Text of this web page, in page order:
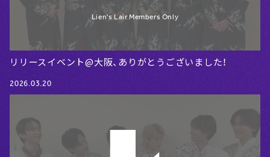
リリースイベント@大阪、ありがとうございました！
2026.03.20